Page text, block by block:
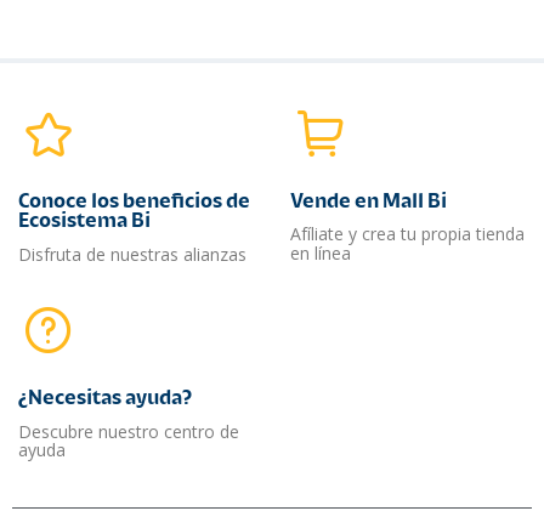
Conoce los beneficios de
Ecosistema Bi
Disfruta de nuestras alianzas
Vende en Mall Bi
Afíliate y crea tu propia tienda
en línea
¿Necesitas ayuda?​
Descubre nuestro centro de
ayuda